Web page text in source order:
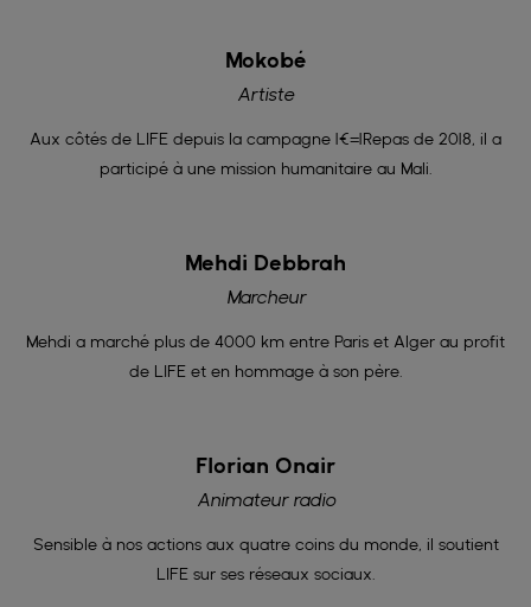
Mokobé
Artiste
Aux côtés de LIFE depuis la campagne 1€=1Repas de 2018, il a
participé à une mission humanitaire au Mali.
Mehdi Debbrah
Marcheur
Mehdi a marché plus de 4000 km entre Paris et Alger au profit
de LIFE et en hommage à son père.
Florian Onair
Animateur radio
Sensible à nos actions aux quatre coins du monde, il soutient
LIFE sur ses réseaux sociaux.